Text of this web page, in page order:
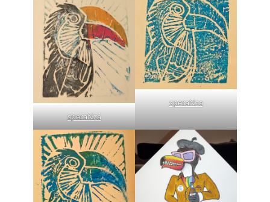
speraNza
speraNza